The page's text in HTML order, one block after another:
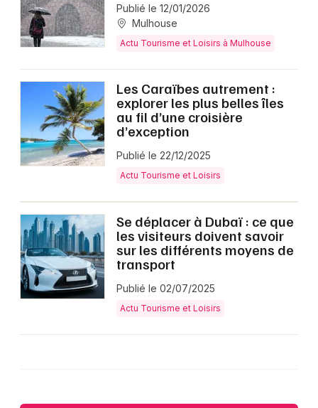
Publié le 12/01/2026
Mulhouse
Actu Tourisme et Loisirs à Mulhouse
Les Caraïbes autrement :
explorer les plus belles îles
au fil d’une croisière
d’exception
Publié le 22/12/2025
Actu Tourisme et Loisirs
Se déplacer à Dubaï : ce que
les visiteurs doivent savoir
sur les différents moyens de
transport
Publié le 02/07/2025
Actu Tourisme et Loisirs